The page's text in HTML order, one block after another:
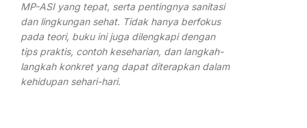
MP-ASI yang tepat, serta pentingnya sanitasi
dan lingkungan sehat. Tidak hanya berfokus
pada teori, buku ini juga dilengkapi dengan
tips praktis, contoh keseharian, dan langkah-
langkah konkret yang dapat diterapkan dalam
kehidupan sehari-hari.